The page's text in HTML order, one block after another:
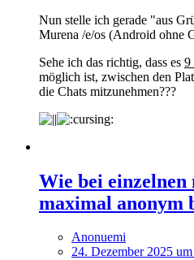
Nun stelle ich gerade "aus
Murena /e/os (Android ohne
Sehe ich das richtig, dass es 9
möglich ist, zwischen den
die Chats mitzunehmen???
Wie bei einzelnen
maximal anonym
Anonuemi
24. Dezember 2025